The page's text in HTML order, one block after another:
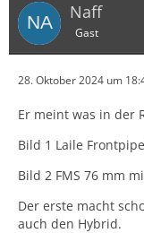
Naff
Gast
28. Oktober 2024 um
Er meint was in der
Bild 1 Laile
Bild 2 FMS 76 mm
Der erste macht
auch den Hybrid.